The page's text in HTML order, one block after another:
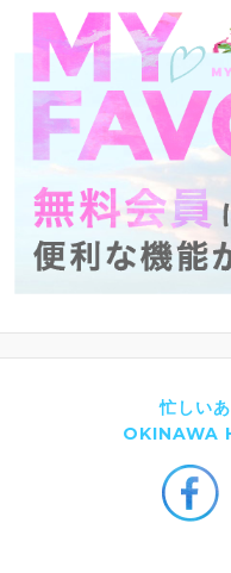
忙しい
OKINAWA